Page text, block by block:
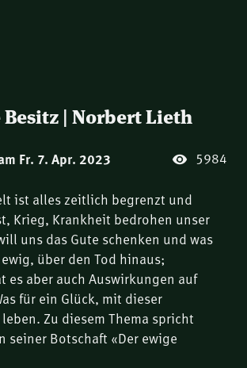
Besitz | Norbert Lieth
Fr. 7. Apr. 2023 5984
ist alles zeitlich begrenzt und
Krieg, Krankheit bedrohen unser
uns das Gute schenken und was
über den Tod hinaus;
es aber auch Auswirkungen auf
für ein Glück, mit dieser
Zu diesem Thema spricht
seiner Botschaft «Der ewige